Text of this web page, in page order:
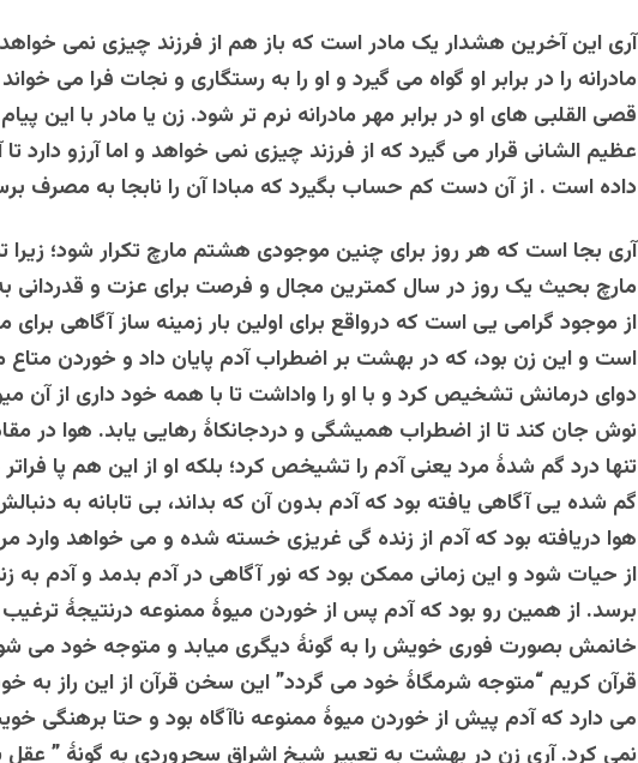
آری این آخرین هشدار یک مادر است که باز هم از فرزند چیزی نمی
مادرانه را در برابر او گواه می گیرد و او را به رستگاری و نجات فرا می
قصی القلبی های او در برابر مهر مادرانه نرم تر شود. زن یا مادر با این
عظیم الشانی قرار می گیرد که از فرزند چیزی نمی خواهد و اما آرزو دارد
داده است . از آن دست کم حساب بگیرد که مبادا آن را نابجا به مصرف
آری بجا است که هر روز برای چنین موجودی هشتم مارچ تکرار شود؛
مارچ بحیث یک روز در سال کمترین مجال و فرصت برای عزت و قدردانی
از موجود گرامی یی است که درواقع برای اولین بار زمینه ساز آگاهی برای
است و این زن بود، که در بهشت بر اضطراب آدم پایان داد و خوردن متاع
دوای درمانش تشخیص کرد و با او را واداشت تا با همه خود داری از آن
نوش جان کند تا از اضطراب همیشگی و دردجانکاۀ رهایی یابد. هوا در
تنها درد گم شدۀ مرد یعنی آدم را تشیخص کرد؛ بلکه او از این هم پا فراتر
گم شده یی آگاهی یافته بود که آدم بدون آن که بداند، بی تابانه به
هوا دریافته بود که آدم از زنده گی غریزی خسته شده و می خواهد وارد
از حیات شود و این زمانی ممکن بود که نور آگاهی در آدم بدمد و آدم به
برسد. از همین رو بود که آدم پس از خوردن میوۀ ممنوعه درنتیجۀ ترغیب
خانمش بصورت فوری خویش را به گونۀ دیگری میابد و متوجه خود می
قرآن کریم “متوجه شرمگاۀ خود می گردد” این سخن قرآن از این راز به
می دارد که آدم پیش از خوردن میوۀ ممنوعه ناآگاه بود و حتا برهنگی
نمی کرد. آری زن در بهشت به تعبیر شیخ اشراق سحروردی به گونۀ ”